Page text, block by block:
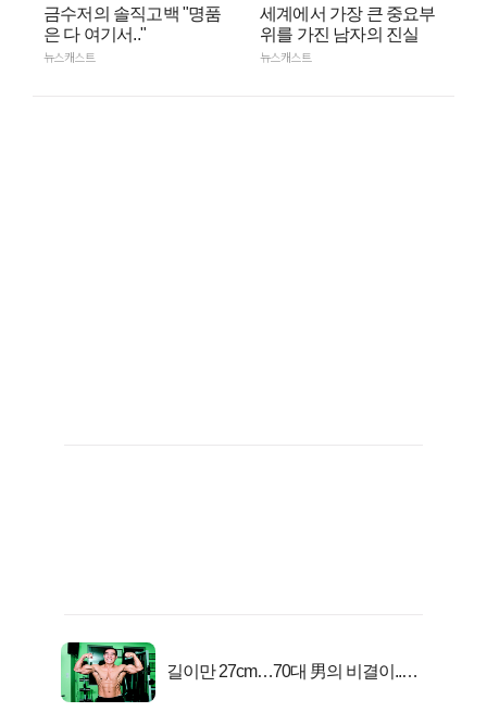
금수저의 솔직고백 "명품
은 다 여기서.."
뉴스캐스트
세계에서 가장 큰 중요부
위를 가진 남자의 진실
뉴스캐스트
길이만 27cm…70대 男의 비결이..충